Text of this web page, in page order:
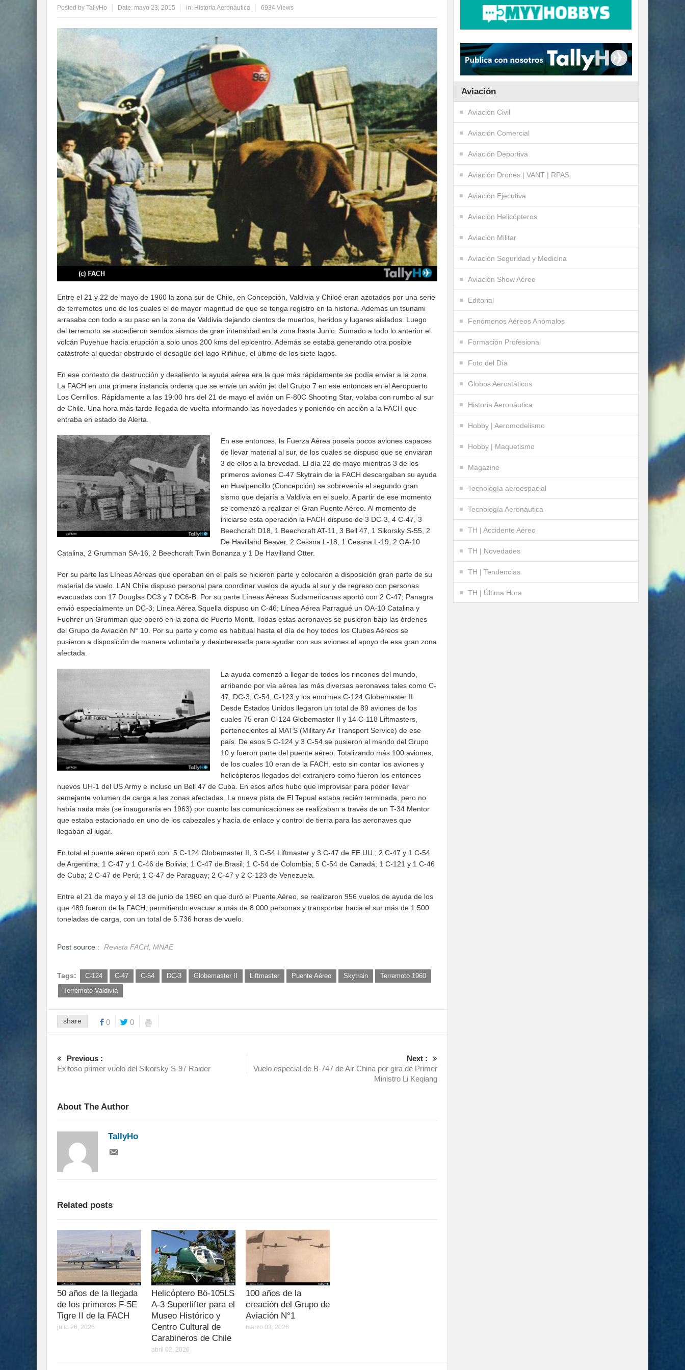
Posted by TallyHo Date: mayo 23, 2015 in: Historia Aeronáutica 6934 Views
Entre el 21 y 22 de mayo de 1960 la zona sur de Chile, en Concepción, Valdivia y Chiloé eran azotados por una serie
de terremotos uno de los cuales el de mayor magnitud de que se tenga registro en la historia. Además un tsunami
arrasaba con todo a su paso en la zona de Valdivia dejando cientos de muertos, heridos y lugares aislados. Luego
del terremoto se sucedieron sendos sismos de gran intensidad en la zona hasta Junio. Sumado a todo lo anterior el
volcán Puyehue hacía erupción a solo unos 200 kms del epicentro. Además se estaba generando otra posible
catástrofe al quedar obstruido el desagüe del lago Riñihue, el último de los siete lagos.
En ese contexto de destrucción y desaliento la ayuda aérea era la que más rápidamente se podía enviar a la zona.
La FACH en una primera instancia ordena que se envíe un avión jet del Grupo 7 en ese entonces en el Aeropuerto
Los Cerrillos. Rápidamente a las 19:00 hrs del 21 de mayo el avión un F-80C Shooting Star, volaba con rumbo al sur
de Chile. Una hora más tarde llegada de vuelta informando las novedades y poniendo en acción a la FACH que
entraba en estado de Alerta.
En ese entonces, la Fuerza Aérea poseía pocos aviones capaces
de llevar material al sur, de los cuales se dispuso que se enviaran
3 de ellos a la brevedad. El día 22 de mayo mientras 3 de los
primeros aviones C-47 Skytrain de la FACH descargaban su ayuda
en Hualpencillo (Concepción) se sobrevenía el segundo gran
sismo que dejaría a Valdivia en el suelo. A partir de ese momento
se comenzó a realizar el Gran Puente Aéreo. Al momento de
iniciarse esta operación la FACH dispuso de 3 DC-3, 4 C-47, 3
Beechcraft D18, 1 Beechcraft AT-11, 3 Bell 47, 1 Sikorsky S-55, 2
De Havilland Beaver, 2 Cessna L-18, 1 Cessna L-19, 2 OA-10
Catalina, 2 Grumman SA-16, 2 Beechcraft Twin Bonanza y 1 De Havilland Otter.
Por su parte las Líneas Aéreas que operaban en el país se hicieron parte y colocaron a disposición gran parte de su
material de vuelo. LAN Chile dispuso personal para coordinar vuelos de ayuda al sur y de regreso con personas
evacuadas con 17 Douglas DC3 y 7 DC6-B. Por su parte Líneas Aéreas Sudamericanas aportó con 2 C-47; Panagra
envió especialmente un DC-3; Línea Aérea Squella dispuso un C-46; Línea Aérea Parragué un OA-10 Catalina y
Fuehrer un Grumman que operó en la zona de Puerto Montt. Todas estas aeronaves se pusieron bajo las órdenes
del Grupo de Aviación N° 10. Por su parte y como es habitual hasta el día de hoy todos los Clubes Aéreos se
pusieron a disposición de manera voluntaria y desinteresada para ayudar con sus aviones al apoyo de esa gran zona
afectada.
La ayuda comenzó a llegar de todos los rincones del mundo,
arribando por vía aérea las más diversas aeronaves tales como C-
47, DC-3, C-54, C-123 y los enormes C-124 Globemaster II.
Desde Estados Unidos llegaron un total de 89 aviones de los
cuales 75 eran C-124 Globemaster II y 14 C-118 Liftmasters,
pertenecientes al MATS (Military Air Transport Service) de ese
país. De esos 5 C-124 y 3 C-54 se pusieron al mando del Grupo
10 y fueron parte del puente aéreo. Totalizando más 100 aviones,
de los cuales 10 eran de la FACH, esto sin contar los aviones y
helicópteros llegados del extranjero como fueron los entonces
nuevos UH-1 del US Army e incluso un Bell 47 de Cuba. En esos años hubo que improvisar para poder llevar
semejante volumen de carga a las zonas afectadas. La nueva pista de El Tepual estaba recién terminada, pero no
había nada más (se inauguraría en 1963) por cuanto las comunicaciones se realizaban a través de un T-34 Mentor
que estaba estacionado en uno de los cabezales y hacía de enlace y control de tierra para las aeronaves que
llegaban al lugar.
En total el puente aéreo operó con: 5 C-124 Globemaster II, 3 C-54 Liftmaster y 3 C-47 de EE.UU.; 2 C-47 y 1 C-54
de Argentina; 1 C-47 y 1 C-46 de Bolivia; 1 C-47 de Brasil; 1 C-54 de Colombia; 5 C-54 de Canadá; 1 C-121 y 1 C-46
de Cuba; 2 C-47 de Perú; 1 C-47 de Paraguay; 2 C-47 y 2 C-123 de Venezuela.
Entre el 21 de mayo y el 13 de junio de 1960 en que duró el Puente Aéreo, se realizaron 956 vuelos de ayuda de los
que 489 fueron de la FACH, permitiendo evacuar a más de 8.000 personas y transportar hacia el sur más de 1.500
toneladas de carga, con un total de 5.736 horas de vuelo.
Post source : Revista FACH, MNAE
Tags: C-124 C-47 C-54 DC-3 Globemaster II Liftmaster Puente Aéreo Skytrain
Terremoto 1960
Terremoto Valdivia
share 0 0
Previous :
Exitoso primer vuelo del Sikorsky S-97 Raider
Next :
Vuelo especial de B-747 de Air China por gira de Primer
Ministro Li Keqiang
About The Author
TallyHo
Related posts
50 años de la llegada
de los primeros F-5E
Tigre II de la FACH
julio 26, 2026
Helicóptero Bö-105LS
A-3 Superlifter para el
Museo Histórico y
Centro Cultural de
Carabineros de Chile
abril 02, 2026
100 años de la
creación del Grupo de
Aviación N°1
marzo 03, 2026
Aviación
Aviación Civil
Aviación Comercial
Aviación Deportiva
Aviación Drones | VANT | RPAS
Aviación Ejecutiva
Aviación Helicópteros
Aviación Militar
Aviación Seguridad y Medicina
Aviación Show Aéreo
Editorial
Fenómenos Aéreos Anómalos
Formación Profesional
Foto del Día
Globos Aerostáticos
Historia Aeronáutica
Hobby | Aeromodelismo
Hobby | Maquetismo
Magazine
Tecnología aeroespacial
Tecnología Aeronáutica
TH | Accidente Aéreo
TH | Novedades
TH | Tendencias
TH | Última Hora